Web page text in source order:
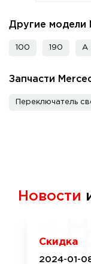
Другие модели
100 190 A
Запчасти
Переключатель
Новости
Скидка
2024-01-